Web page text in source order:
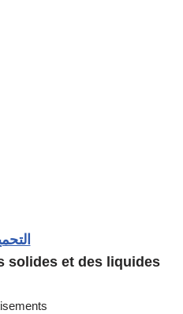
solides et des liquides